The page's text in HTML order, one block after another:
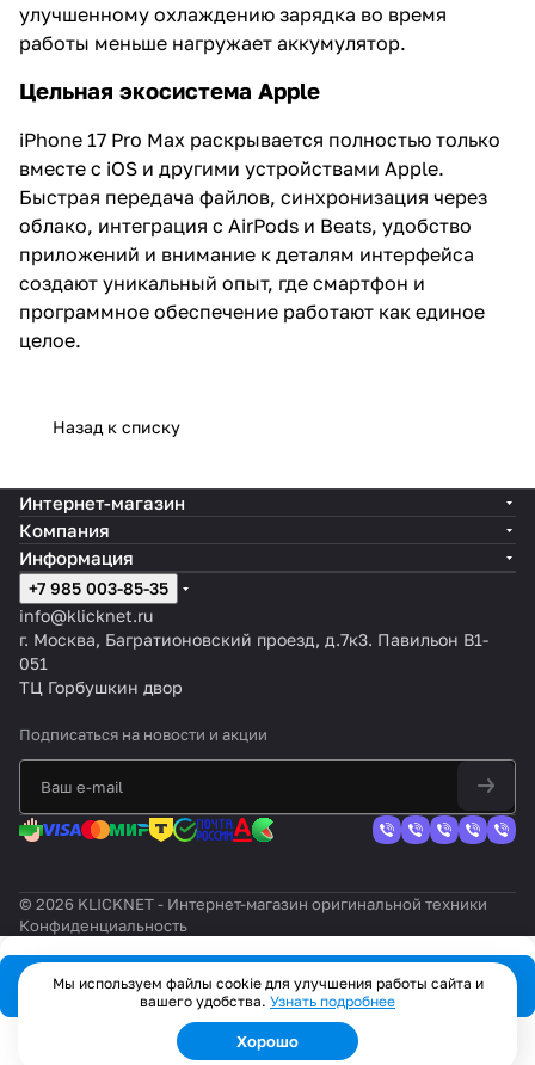
улучшенному охлаждению зарядка во время
работы меньше нагружает аккумулятор.
Цельная экосистема Apple
iPhone 17 Pro Max раскрывается полностью только
вместе с iOS и другими устройствами Apple.
Быстрая передача файлов, синхронизация через
облако, интеграция с AirPods и Beats, удобство
приложений и внимание к деталям интерфейса
создают уникальный опыт, где смартфон и
программное обеспечение работают как единое
целое.
Назад к списку
В корзину
Интернет-магазин
Компания
Информация
+7 985 003-85-35
info@klicknet.ru
г. Москва, Багратионовский проезд, д.7к3. Павильон B1-
051
ТЦ Горбушкин двор
Подписаться на новости и акции
© 2026 KLICKNET - Интернет-магазин оригинальной техники
Конфиденциальность
Мы используем файлы cookie для улучшения работы сайта и
вашего удобства. Узнать подробнее
Хорошо